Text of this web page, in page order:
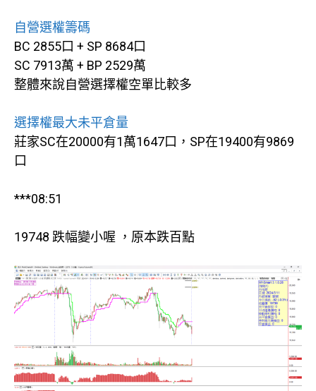
自營選權籌碼
BC 2855口 + SP 8684口
SC 7913萬 + BP 2529萬
整體來說自營選擇權空單比較多
選擇權最大未平倉量
莊家SC在20000有1萬1647口，SP在19400有9869
口
***08:51
19748 跌幅變小喔 ，原本跌百點